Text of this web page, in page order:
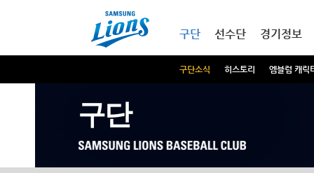
구단
구단소식 히스토리 엠블럼 캐릭
선수단 경기정보
구단